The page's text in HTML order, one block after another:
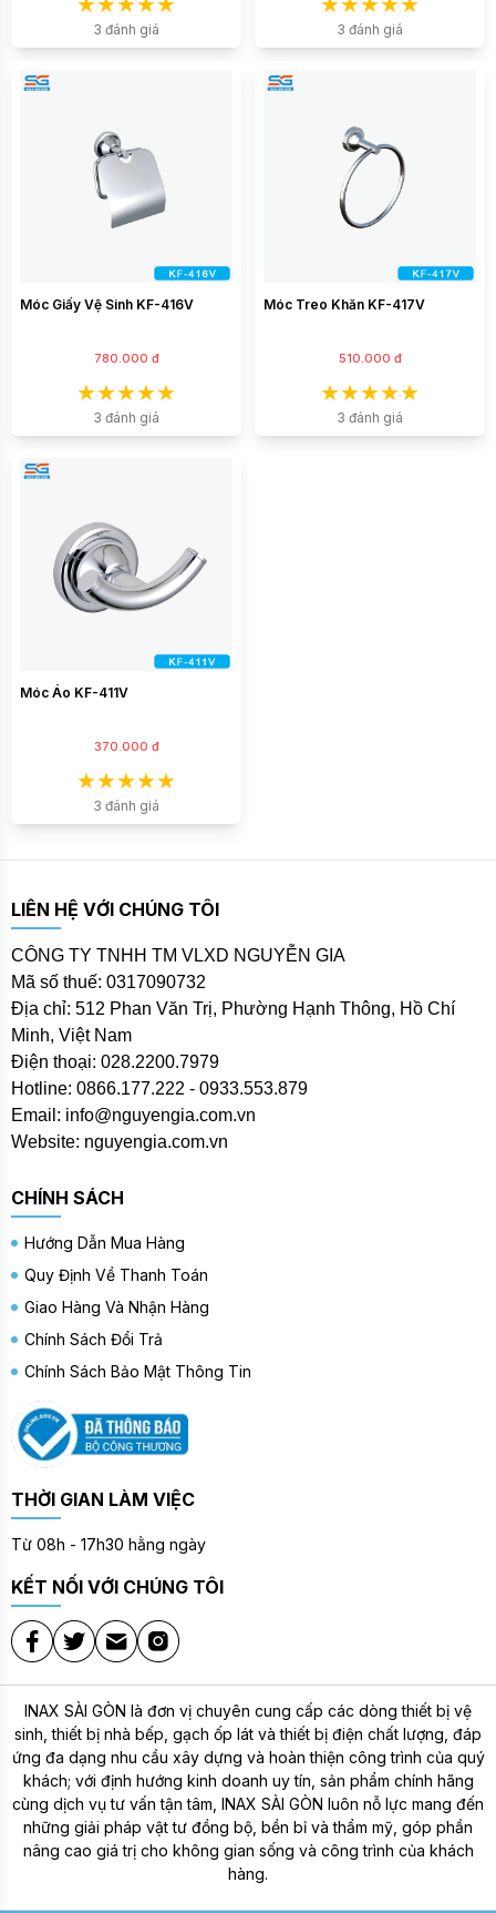
3 đánh giá 3 đánh giá
Móc Giấy Vệ Sinh KF-416V
780.000 đ
3 đánh giá
Móc Treo Khăn KF-417V
510.000 đ
3 đánh giá
Móc Áo KF-411V
370.000 đ
3 đánh giá
LIÊN HỆ VỚI CHÚNG TÔI
CÔNG TY TNHH TM VLXD NGUYỄN GIA
Mã số thuế: 0317090732
Địa chỉ: 512 Phan Văn Trị, Phường Hạnh Thông, Hồ Chí
Minh, Việt Nam
Điện thoại: 028.2200.7979
Hotline: 0866.177.222 - 0933.553.879
Email: info@nguyengia.com.vn
Website: nguyengia.com.vn
CHÍNH SÁCH
Hướng Dẫn Mua Hàng
Quy Định Về Thanh Toán
Giao Hàng Và Nhận Hàng
Chính Sách Đổi Trả
Chính Sách Bảo Mật Thông Tin
THỜI GIAN LÀM VIỆC
Từ 08h - 17h30 hằng ngày
KẾT NỐI VỚI CHÚNG TÔI
INAX SÀI GÒN là đơn vị chuyên cung cấp các dòng thiết bị vệ
sinh, thiết bị nhà bếp, gạch ốp lát và thiết bị điện chất lượng, đáp
ứng đa dạng nhu cầu xây dựng và hoàn thiện công trình của quý
khách; với định hướng kinh doanh uy tín, sản phẩm chính hãng
cùng dịch vụ tư vấn tận tâm, INAX SÀI GÒN luôn nỗ lực mang đến
những giải pháp vật tư đồng bộ, bền bỉ và thẩm mỹ, góp phần
nâng cao giá trị cho không gian sống và công trình của khách
hàng.